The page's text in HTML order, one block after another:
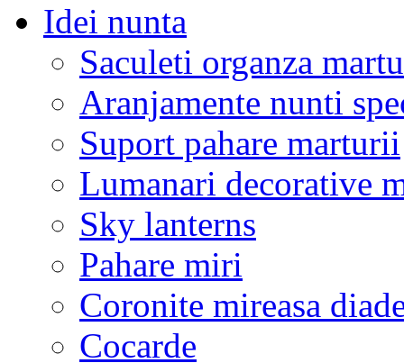
Idei nunta
Saculeti organza
Aranjamente nunti
Suport pahare marturii
Lumanari decorative
Sky lanterns
Pahare miri
Coronite mireasa
Cocarde